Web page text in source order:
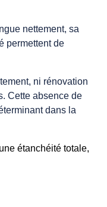
nettement, sa
permettent de
ni rénovation
Cette absence de
dans la
étanchéité totale,